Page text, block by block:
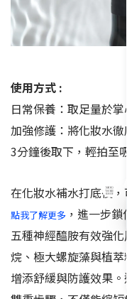
使用方式 :
日常保養：取足量於
加強修護：將化妝水
3分鐘後取下，輕拍至
在化妝水補水打底後
點我了解更多 ，進一步
五種神經醯胺有效強
烷、極大螺旋藻與植
增添舒緩與防護效果